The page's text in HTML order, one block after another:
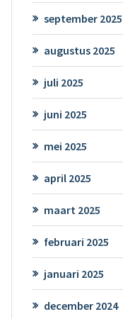
september 2025
augustus 2025
juli 2025
juni 2025
mei 2025
april 2025
maart 2025
februari 2025
januari 2025
december 2024